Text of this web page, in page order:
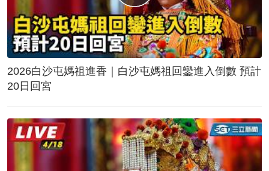
2026白沙屯媽祖進香｜白沙屯媽祖回鑾進入倒數 預計
20日回宮